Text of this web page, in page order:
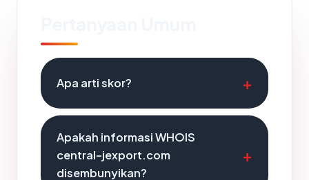
Apa arti skor?
Apakah informasi WHOIS
central-jexport.com
disembunyikan?